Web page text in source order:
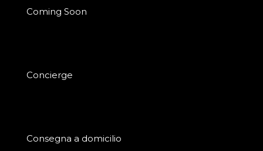
Coming Soon
Concierge
Consegna a domicilio